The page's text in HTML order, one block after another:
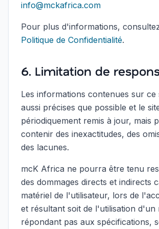
info@mckafrica.com
Pour plus d'informations,
Politique de Confidentialité.
6. Limitation de
Les informations contenues sur ce
aussi précises que possible et le
périodiquement remis à jour, mais
contenir des inexactitudes, des
des lacunes.
mcK Africa ne pourra être tenu
des dommages directs et indirects
matériel de l'utilisateur, lors de
et résultant soit de l'utilisation d'un
répondant pas aux spécifications,